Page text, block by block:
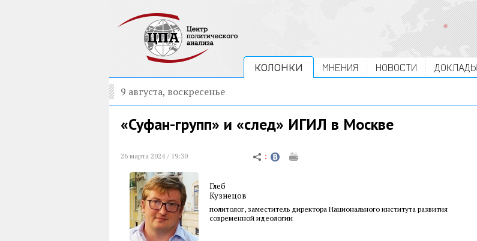
КОЛОНКИ МНЕНИЯ НОВОСТИ ДОКЛАДЫ
9 августа, воскресенье
«Суфан-групп» и «след» ИГИЛ в Москве
26 марта 2024 / 19:30
Глеб
Кузнецов
политолог, заместитель директора Национального института развития
современной идеологии